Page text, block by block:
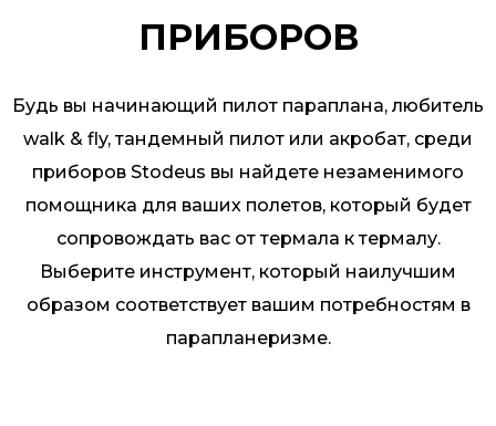
ПРИБОРОВ
Будь вы начинающий пилот параплана, любитель
walk & fly, тандемный пилот или акробат, среди
приборов Stodeus вы найдете незаменимого
помощника для ваших полетов, который будет
сопровождать вас от термала к термалу.
Выберите инструмент, который наилучшим
образом соответствует вашим потребностям в
парапланеризме.